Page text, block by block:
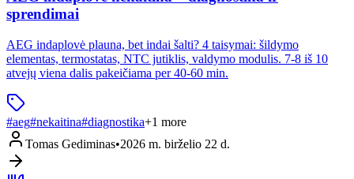
sprendimai
AEG indaplovė plauna, bet indai šalti? 4 taisymai: šildymo
elementas, termostatas, NTC jutiklis, valdymo modulis. 7-8 iš 10
atvejų viena dalis pakeičiama per 40-60 min.
#aeg#nekaitina#diagnostika+1 more
Tomas Gediminas•2026 m. birželio 22 d.